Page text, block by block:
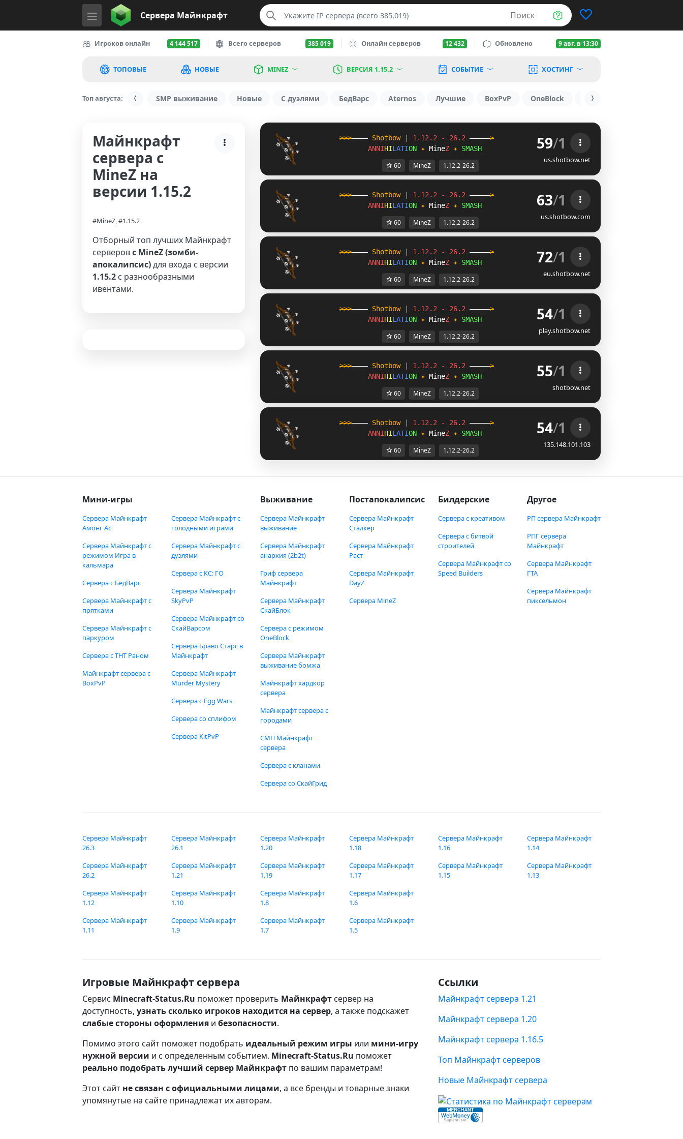
Сервера Майнкрафт Поиск
Игроков онлайн 4 144 517 Всего серверов 385 019 Онлайн серверов 12 432 Обновлено 9 авг. в 13:30
ТОПОВЫЕ НОВЫЕ MINEZ ВЕРСИЯ 1.15.2 СОБЫТИЕ ХОСТИНГ
Топ августа: SMP выживание Новые С дуэлями БедВарс Aternos Лучшие BoxPvP OneBlock 1.19.3
Майнкрафт
сервера с
MineZ на
версии 1.15.2
#MineZ, #1.15.2
Отборный топ лучших Майнкрафт
серверовс MineZ (зомби-
апокалипсис)для входа с версии
1.15.2 с разнообразными
ивентами.
>>>---- Shotbow 1.12.2 - 26.2 ----->
ANNIHILATION ✦ MineZ ✦ SMASH 59/1
us.shotbow.net
60 MineZ 1.12.2-26.2
>>>---- Shotbow 1.12.2 - 26.2 ----->
ANNIHILATION ✦ MineZ ✦ SMASH 63/1
us.shotbow.com
60 MineZ 1.12.2-26.2
>>>---- Shotbow 1.12.2 - 26.2 ----->
ANNIHILATION ✦ MineZ ✦ SMASH 72/1
eu.shotbow.net
60 MineZ 1.12.2-26.2
>>>---- Shotbow 1.12.2 - 26.2 ----->
ANNIHILATION ✦ MineZ ✦ SMASH 54/1
play.shotbow.net
60 MineZ 1.12.2-26.2
>>>---- Shotbow 1.12.2 - 26.2 ----->
ANNIHILATION ✦ MineZ ✦ SMASH 55/1
shotbow.net
60 MineZ 1.12.2-26.2
>>>---- Shotbow 1.12.2 - 26.2 ----->
ANNIHILATION ✦ MineZ ✦ SMASH 54/1
135.148.101.103
60 MineZ 1.12.2-26.2
Мини-игры
Сервера Майнкрафт
Амонг Ас
Сервера Майнкрафт с
режимом Игра в
кальмара
Сервера с БедВарс
Сервера Майнкрафт с
прятками
Сервера Майнкрафт с
паркуром
Сервера с ТНТ Раном
Майнкрафт сервера с
BoxPvP
Сервера Майнкрафт с
голодными играми
Сервера Майнкрафт с
дуэлями
Сервера с КС: ГО
Сервера Майнкрафт
SkyPvP
Сервера Майнкрафт со
СкайВарсом
Сервера Браво Старс в
Майнкрафт
Сервера Майнкрафт
Murder Mystery
Сервера с Egg Wars
Сервера со сплифом
Сервера KitPvP
Выживание
Сервера Майнкрафт
выживание
Сервера Майнкрафт
анархия (2b2t)
Гриф сервера
Майнкрафт
Сервера Майнкрафт
СкайБлок
Сервера с режимом
OneBlock
Сервера Майнкрафт
выживание бомжа
Майнкрафт хардкор
сервера
Майнкрафт сервера с
городами
СМП Майнкрафт
сервера
Сервера с кланами
Сервера со СкайГрид
Постапокалипсис
Сервера Майнкрафт
Сталкер
Сервера Майнкрафт
Раст
Сервера Майнкрафт
DayZ
Сервера MineZ
Билдерские
Сервера с креативом
Сервера с битвой
строителей
Сервера Майнкрафт со
Speed Builders
Другое
РП сервера Майнкрафт
РПГ сервера
Майнкрафт
Сервера Майнкрафт
ГТА
Сервера Майнкрафт
пиксельмон
Сервера Майнкрафт
26.3
Сервера Майнкрафт
26.2
Сервера Майнкрафт
26.1
Сервера Майнкрафт
1.21
Сервера Майнкрафт
1.20
Сервера Майнкрафт
1.19
Сервера Майнкрафт
1.18
Сервера Майнкрафт
1.17
Сервера Майнкрафт
1.16
Сервера Майнкрафт
1.15
Сервера Майнкрафт
1.14
Сервера Майнкрафт
1.13
Сервера Майнкрафт
1.12
Сервера Майнкрафт
1.11
Сервера Майнкрафт
1.10
Сервера Майнкрафт
1.9
Сервера Майнкрафт
1.8
Сервера Майнкрафт
1.7
Сервера Майнкрафт
1.6
Сервера Майнкрафт
1.5
Игровые Майнкрафт сервера
Сервис Minecraft-Status.Ru поможет проверить Майнкрафт сервер на
доступность, узнать сколько игроков находится на сервер, а также подскажет
слабые стороны оформления и безопасности.
Помимо этого сайт поможет подобрать идеальный режим игры или мини-игру
нужной версии и с определенным событием. Minecraft-Status.Ru поможет
реально подобрать лучший сервер Майнкрафт по вашим параметрам!
Этот сайт не связан с официальными лицами, а все бренды и товарные знаки
упомянутые на сайте принадлежат их авторам.
Ссылки
Майнкрафт сервера 1.21
Майнкрафт сервера 1.20
Майнкрафт сервера 1.16.5
Топ Майнкрафт серверов
Новые Майнкрафт сервера